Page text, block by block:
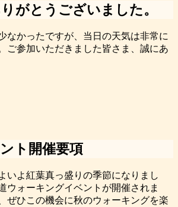
がとうございました。
なかったですが、当日の天気は非常に
ご参加いただきました皆さま、誠にあ
ト開催要項
いよ紅葉真っ盛りの季節になりまし
ウォーキングイベントが開催されま
ぜひこの機会に秋のウォーキングを楽